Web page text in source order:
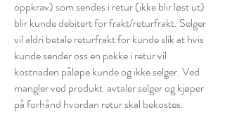
oppkrav) som sendes i retur (ikke blir løst ut)
blir kunde debitert for frakt/returfrakt. Selger
vil aldri betale returfrakt for kunde slik at hvis
kunde sender oss en pakke i retur vil
kostnaden påløpe kunde og ikke selger. Ved
mangler ved produkt avtaler selger og kjøper
på forhånd hvordan retur skal bekostes.